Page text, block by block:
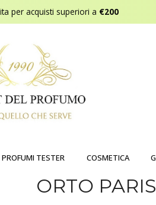
per acquisti superiori a €200
PROFUMI TESTER COSMETICA
ORTO